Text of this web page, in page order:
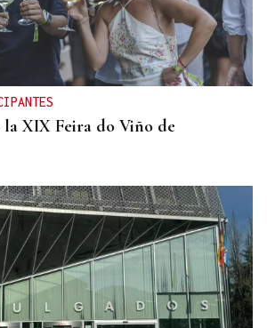
en Celanova y solo tres en
XIX Feira do Viño de